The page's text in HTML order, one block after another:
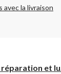
avec la livraison
et